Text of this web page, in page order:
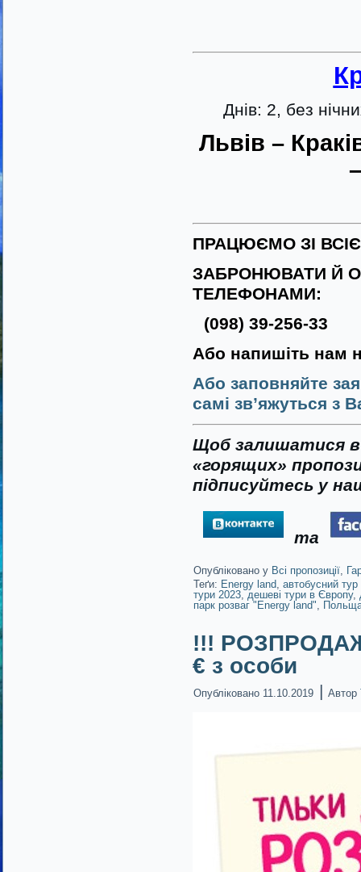
Днів: 2, без
Львів –
ПРАЦЮЄМО ЗІ
ЗАБРОНЮВАТИ Й
ТЕЛЕФОНАМИ:
(098) 39-256-33
Або напишіть нам
Або заповняйте
самі зв’яжуться з
Щоб залишатися в
«горящих»
підписуйтесь у
та
Опубліковано у Всі пропозиції,
Теґи: Energy land, автобусний тур
тури 2023, дешеві тури в Європу,
парк розваг "Energy land",
!!!
€ з особи
Опубліковано 11.10.2019 | Автор